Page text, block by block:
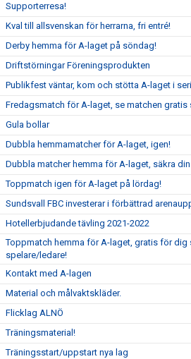
Supporterresa!
Kval till allsvenskan för herrarna, fri entré!
Derby hemma för A-laget på söndag!
Driftstörningar Föreningsprodukten
Publikfest väntar, kom och stötta A-laget i
Fredagsmatch för A-laget, se matchen gratis
Gula bollar
Dubbla hemmamatcher för A-laget, igen!
Dubbla matcher hemma för A-laget, säkra
Toppmatch igen för A-laget på lördag!
Sundsvall FBC investerar i förbättrad
Hotellerbjudande tävling 2021-2022
Toppmatch hemma för A-laget, gratis för dig
spelare/ledare!
Kontakt med A-lagen
Material och målvaktskläder.
Flicklag ALNÖ
Träningsmaterial!
Träningsstart/uppstart nya lag